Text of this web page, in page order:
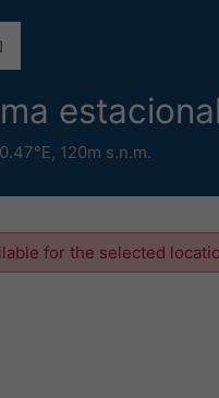
120m s.n.m.
for the selected